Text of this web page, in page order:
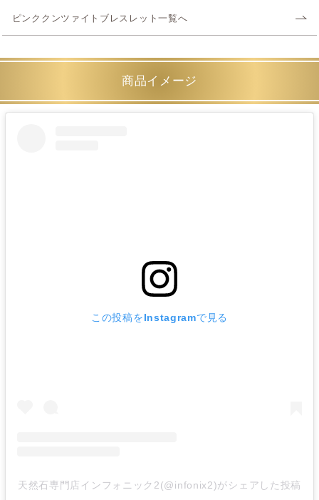
ピンククンツァイトブレスレット一覧へ
商品イメージ
この投稿をInstagramで見る
天然石専門店インフォニック2(@infonix2)がシェアした投稿